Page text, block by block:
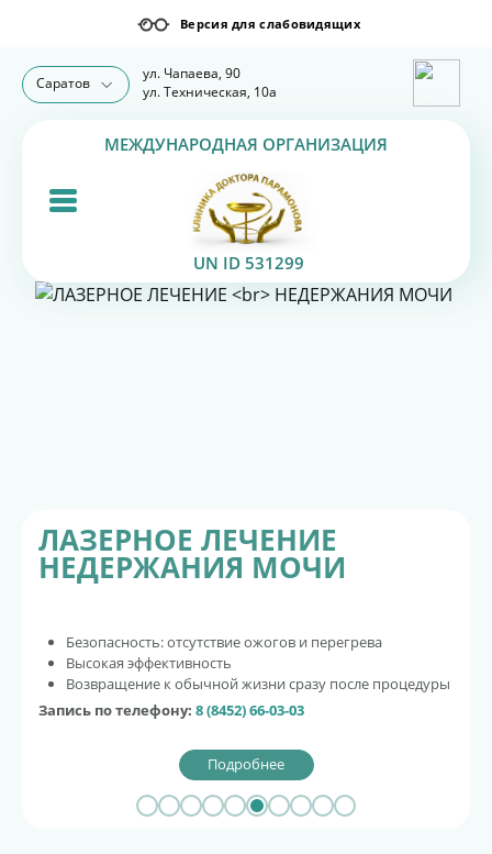
Саратов
ул. Чапаева, 90
ул. Техническая, 10а
МЕЖДУНАРОДНАЯ ОРГАНИЗАЦИЯ
UN ID 531299
ЛАЗЕРНОЕ ЛЕЧЕНИЕ
НЕДЕРЖАНИЯ МОЧИ
Безопасность: отсутствие ожогов и перегрева
Высокая эффективность
Возвращение к обычной жизни сразу после процедуры
Запись по телефону: 8 (8452) 66-03-03
Подробнее